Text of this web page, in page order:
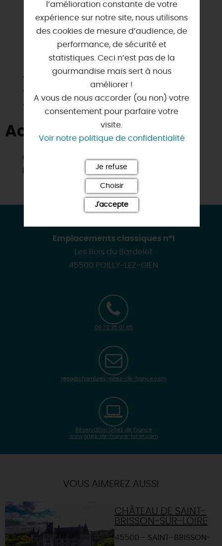
SERVICES & ÉQUIPEMENTS
Animaux acceptés
Activités à proximité
Golf
Pêche
Emplacements classiques n°1
Les Bois du Bardelet
45500 POILLY-LEZ-GIEN
09 78 35 01 65
resa@chambres-gites-de-france.com
Réservation Gîtes de France
www.gites-de-france-loiret.com
VOUS AIMEREZ AUSSI
CHÂTEAU DE SAINT-
BRISSON-SUR-LOIRE
45500 - SAINT-BRISSON-
l’amélioration constante de votre
expérience sur notre site, nous utilisons
des cookies de mesure d’audience, de
performance, de sécurité et
statistiques. Ceci n’est pas de la
gourmandise mais sert à nous
améliorer !
A vous de nous accorder (ou non) votre
consentement pour parfaire votre
visite.
Voir notre politique de confidentialité
Je refuse
Choisir
J'accepte